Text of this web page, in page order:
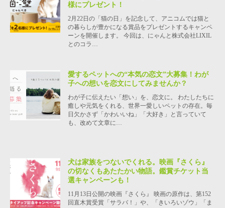
様にプレゼント！
2月22日の「猫の日」を記念して、アニコムでは猫と
の暮らしが豊かになる賞品をプレゼントするキャンペ
ーンを開催します。 今回は、にゃんと株式会社LIXIL
とのコラ…
愛するペットへの“本気の恋文”大募集！わが
子への想いを恋文にしてみませんか？
わが子に伝えたい「想い」を、恋文に。 わたしたちに
癒しや元気をくれる、世界一愛しいペットの存在。毎
日欠かさず「かわいいね」「大好き」と言っていて
も、改めて文章に…
犬は家族をつないでくれる。映画『さくら』
の切なくもあたたかい物語。鑑賞チケット当
選キャンペーンも！
11月13日公開の映画『さくら』 映画の原作は、第152
回直木賞受賞「サラバ！」や、「きいろいゾウ」「ま